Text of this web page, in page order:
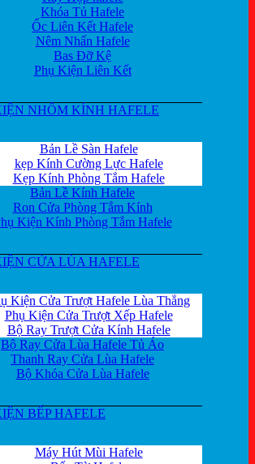
Khóa Tủ Hafele
Ốc Liên Kết Hafele
Nêm Nhấn Hafele
Bas Đỡ Kệ
Phụ Kiện Liên Kết
NHÔM KÍNH HAFELE
Bản Lề Sàn Hafele
kẹp Kính Cường Lực Hafele
Kẹp Kính Phòng Tắm Hafele
Bản Lề Kính Hafele
Ron Cửa Phòng Tắm Kính
Kiện Kính Phòng Tắm Hafele
CỬA LÙA HAFELE
Kiện Cửa Trượt Hafele Lùa Thẳng
Phụ Kiện Cửa Trượt Xếp Hafele
Bộ Ray Trượt Cửa Kính Hafele
Bộ Ray Cửa Lùa Hafele Tủ Áo
Thanh Ray Cửa Lùa Hafele
Bộ Khóa Cửa Lùa Hafele
BẾP HAFELE
Máy Hút Mùi Hafele